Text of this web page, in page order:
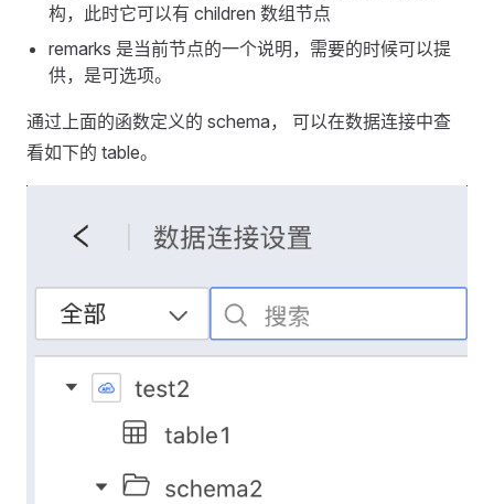
构，此时它可以有 children 数组节点
remarks 是当前节点的一个说明，需要的时候可以提
供，是可选项。
通过上面的函数定义的 schema， 可以在数据连接中查
看如下的 table。